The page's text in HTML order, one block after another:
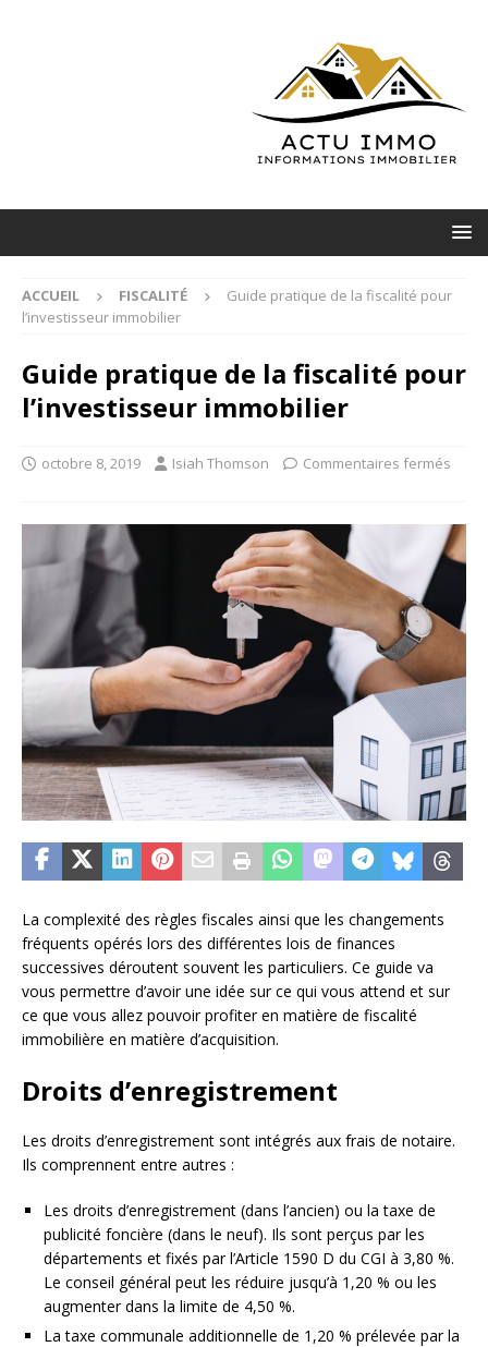
ACCUEIL FISCALITÉ
Guide pratique de la fiscalité pour
l’investisseur immobilier
Guide pratique de la fiscalité pour
l’investisseur immobilier
octobre 8, 2019 Isiah Thomson Commentaires fermés
La complexité des règles fiscales ainsi que les changements
fréquents opérés lors des différentes lois de finances
successives déroutent souvent les particuliers. Ce guide va
vous permettre d’avoir une idée sur ce qui vous attend et sur
ce que vous allez pouvoir profiter en matière de fiscalité
immobilière en matière d’acquisition.
Droits d’enregistrement
Les droits d’enregistrement sont intégrés aux frais de notaire.
Ils comprennent entre autres :
Les droits d’enregistrement (dans l’ancien) ou la taxe de
publicité foncière (dans le neuf). Ils sont perçus par les
départements et fixés par l’Article 1590 D du CGI à 3,80 %.
Le conseil général peut les réduire jusqu’à 1,20 % ou les
augmenter dans la limite de 4,50 %.
La taxe communale additionnelle de 1,20 % prélevée par la